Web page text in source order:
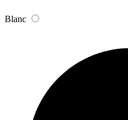
Blanc